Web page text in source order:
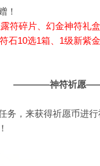
！
符碎片 幻金神符礼盒
石10选1箱、 1级新紫
————神符祈愿
务，来获得祈愿币进